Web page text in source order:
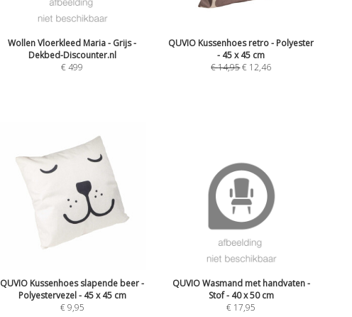
Wollen Vloerkleed Maria - Grijs -
Dekbed-Discounter.nl
€499
QUVIO Kussenhoes retro - Polyester
- 45 x 45 cm
€14,95€ 12,46
QUVIO Kussenhoes slapende beer -
Polyestervezel - 45 x 45 cm
€9,95
QUVIO Wasmand met handvaten -
Stof - 40 x 50 cm
€ 17,95